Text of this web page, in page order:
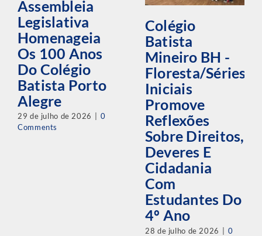
Assembleia
Legislativa
Homenageia
Os 100 Anos
Do Colégio
Batista Porto
Alegre
29 de julho de 2026
0
Comments
Colégio
Batista
Mineiro BH -
Floresta/Séries
Iniciais
Promove
Reflexões
Sobre Direitos,
Deveres E
Cidadania
Com
Estudantes Do
4º Ano
28 de julho de 2026 | 0